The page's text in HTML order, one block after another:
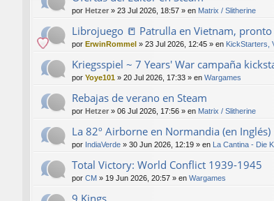
por Hetzer » 23 Jul 2026, 18:57 » en Matrix / Slitherine
Librojuego 📒 Patrulla en Vietnam,
por ErwinRommel » 23 Jul 2026, 12:45 » en KickStarters,
Kriegsspiel ~ 7 Years' War campaña
por Yoye101 » 20 Jul 2026, 17:33 » en Wargames
Rebajas de verano en Steam
por Hetzer » 06 Jul 2026, 17:56 » en Matrix / Slitherine
La 82º Airborne en Normandia (en Inglés)
por IndiaVerde » 30 Jun 2026, 12:19 » en La Cantina - Die
Total Victory: World Conflict 1939-1945
por CM » 19 Jun 2026, 20:57 » en Wargames